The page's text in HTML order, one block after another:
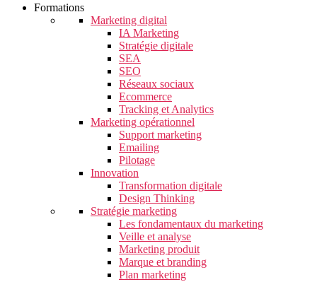
Formations
Marketing digital
IA Marketing
Stratégie digitale
SEA
SEO
Réseaux sociaux
Ecommerce
Tracking et Analytics
Marketing opérationnel
Support marketing
Emailing
Pilotage
Innovation
Transformation digitale
Design Thinking
Stratégie marketing
Les fondamentaux du marketing
Veille et analyse
Marketing produit
Marque et branding
Plan marketing